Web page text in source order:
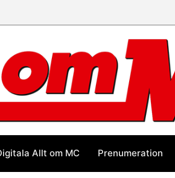
Allt om MC Prenumeration